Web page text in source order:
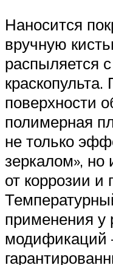
Наносится
вручную
распыляется
поверхности
полимерная
не только
зеркалом»,
от коррозии и
применения у
модификаций